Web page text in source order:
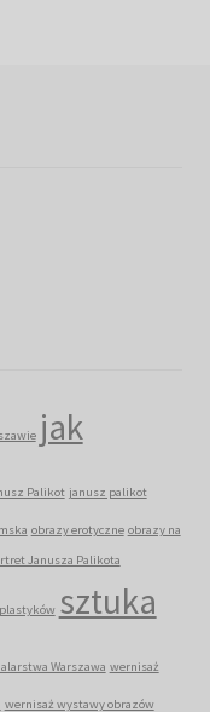
jak
Palikot janusz palikot
obrazy erotyczne obrazy na
Janusza Palikota
sztuka
Warszawa wernisaż
wernisaż wystawy obrazów